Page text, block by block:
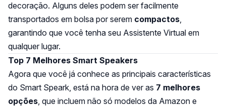
decoração. Alguns deles podem ser facilmente
transportados em bolsa por serem compactos,
garantindo que você tenha seu Assistente Virtual em
qualquer lugar.
Top 7 Melhores Smart Speakers
Agora que você já conhece as principais características
do Smart Speark, está na hora de ver as 7 melhores
opções, que incluem não só modelos da Amazon e